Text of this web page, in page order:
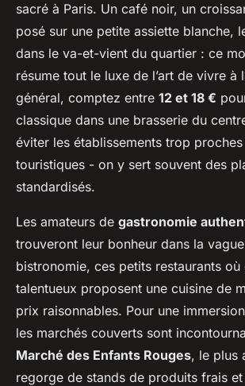
sacré à Paris. Un café noir, un
posé sur une petite assiette blanche,
dans le va-et-vient du quartier : ce
résume tout le luxe de l’art de vivre à
général, comptez entre 12 et 18 €
classique dans une brasserie du
éviter les établissements trop
touristiques - on y sert souvent des
standardisés.
Les amateurs de gastronomie
trouveront leur bonheur dans la
bistronomie, ces petits restaurants où
talentueux proposent une cuisine de
prix raisonnables. Pour une
les marchés couverts sont
Marché des Enfants Rouges, le plus
regorge de stands de produits frais